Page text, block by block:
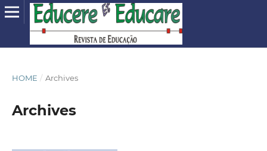
HOME / Archives
Archives